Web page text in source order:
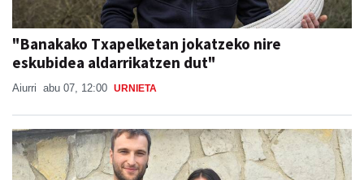
"Banakako Txapelketan jokatzeko nire
eskubidea aldarrikatzen dut"
Aiurri abu 07, 12:00 URNIETA